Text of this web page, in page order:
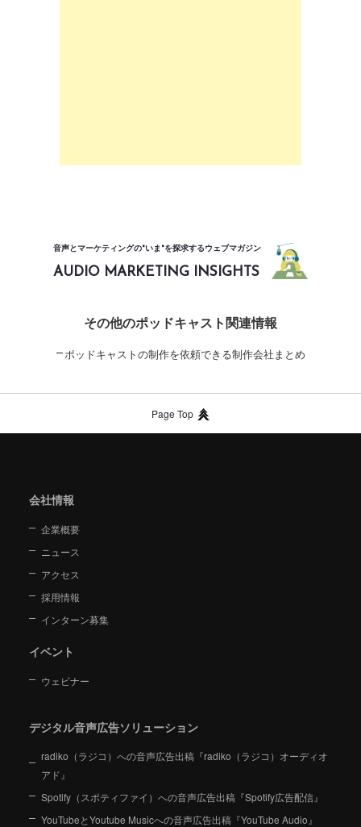
音声とマーケティングの"いま"を探求するウェブマガジン
AUDIO MARKETING INSIGHTS
その他のポッドキャスト関連情報
ポッドキャストの制作を依頼できる制作会社まとめ
Page Top
会社情報
企業概要
ニュース
アクセス
採用情報
インターン募集
イベント
ウェビナー
デジタル音声広告ソリューション
radiko（ラジコ）への音声広告出稿『radiko（ラジコ）オーディオ
アド』
Spotify（スポティファイ）への音声広告出稿『Spotify広告配信』
YouTubeとYoutube Musicへの音声広告出稿『YouTube Audio』